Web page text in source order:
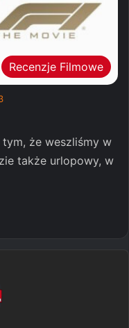
Recenzje Filmowe
że weszliśmy w
także urlopowy, w